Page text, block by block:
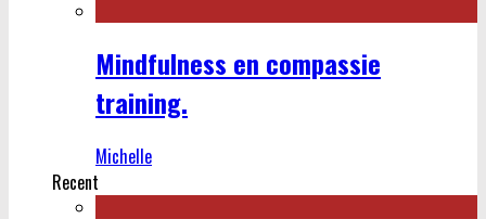
Mindfulness en compassie
training.
Michelle
Recent